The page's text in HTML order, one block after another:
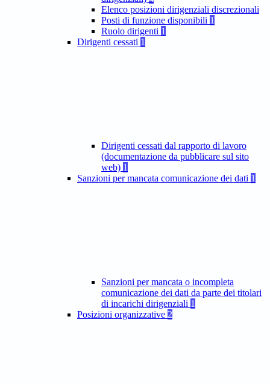
Elenco posizioni dirigenziali discrezionali
Posti di funzione disponibili 1
Ruolo dirigenti 1
Dirigenti cessati 1
Dirigenti cessati dal rapporto di lavoro
(documentazione da pubblicare sul sito
web) 1
Sanzioni per mancata comunicazione dei dati 1
Sanzioni per mancata o incompleta
comunicazione dei dati da parte dei titolari
di incarichi dirigenziali 1
Posizioni organizzative 2